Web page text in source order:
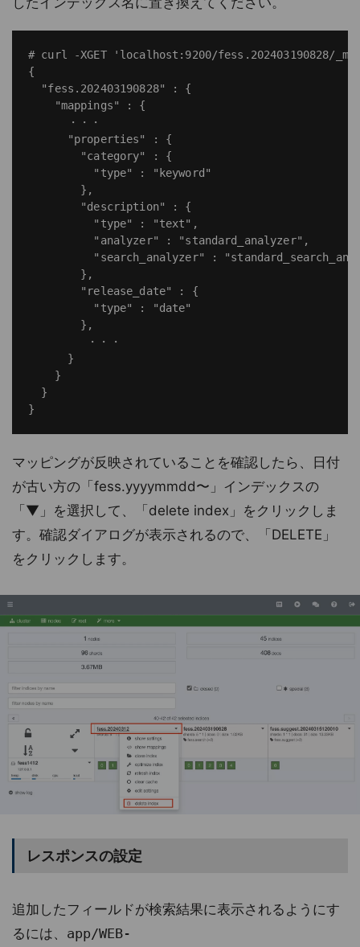
# curl -XGET 'localhost:9200/fess.202403190828/
{
  "fess.202403190828" : {
    "mappings" : {
      ・・・
      "properties" : {
        "category" : {
          "type" : "keyword"
        },
        "description" : {
          "type" : "text",
          "analyzer" : "standard_analyzer",
"search_analyzer" :
        },
        "release_date" : {
          "type" : "date"
        },
         ・・・
      }
    }
  }
マッピングが反映されていることを確認したら、日付
が古い方の「fess.yyyymmdd〜」インデックスの
「▼」を選択して、「delete index」をクリックしま
す。確認ダイアログが表示されるので、「DELETE」
をクリックします。
レスポンスの設定
追加したフィールドが検索結果に表示されるようにす
るには、 app/WEB-